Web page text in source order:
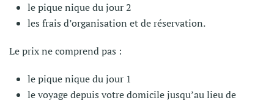
le pique nique du jour 2
les frais d’organisation et de réservation.
Le prix ne comprend pas :
le pique nique du jour 1
le voyage depuis votre domicile jusqu’au lieu de